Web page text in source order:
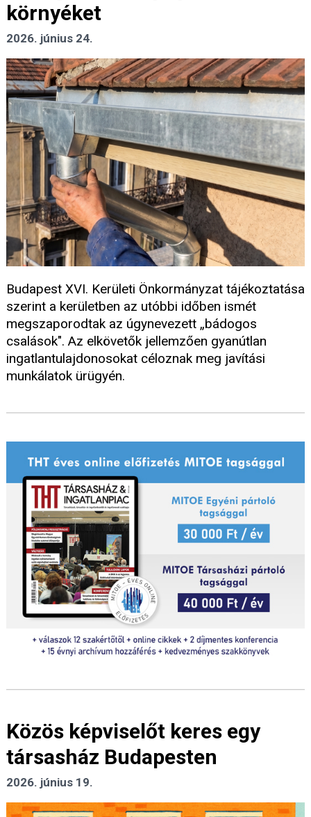
környéket
2026. június 24.
Budapest XVI. Kerületi Önkormányzat tájékoztatása
szerint a kerületben az utóbbi időben ismét
megszaporodtak az úgynevezett „bádogos
csalások". Az elkövetők jellemzően gyanútlan
ingatlantulajdonosokat céloznak meg javítási
munkálatok ürügyén.
Közös képviselőt keres egy
társasház Budapesten
2026. június 19.